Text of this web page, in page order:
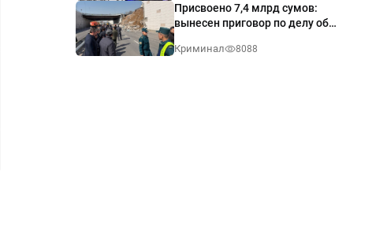
Присвоено 7,4 млрд сумов:
вынесен приговор по делу об
Ташкенте
Криминал 8088